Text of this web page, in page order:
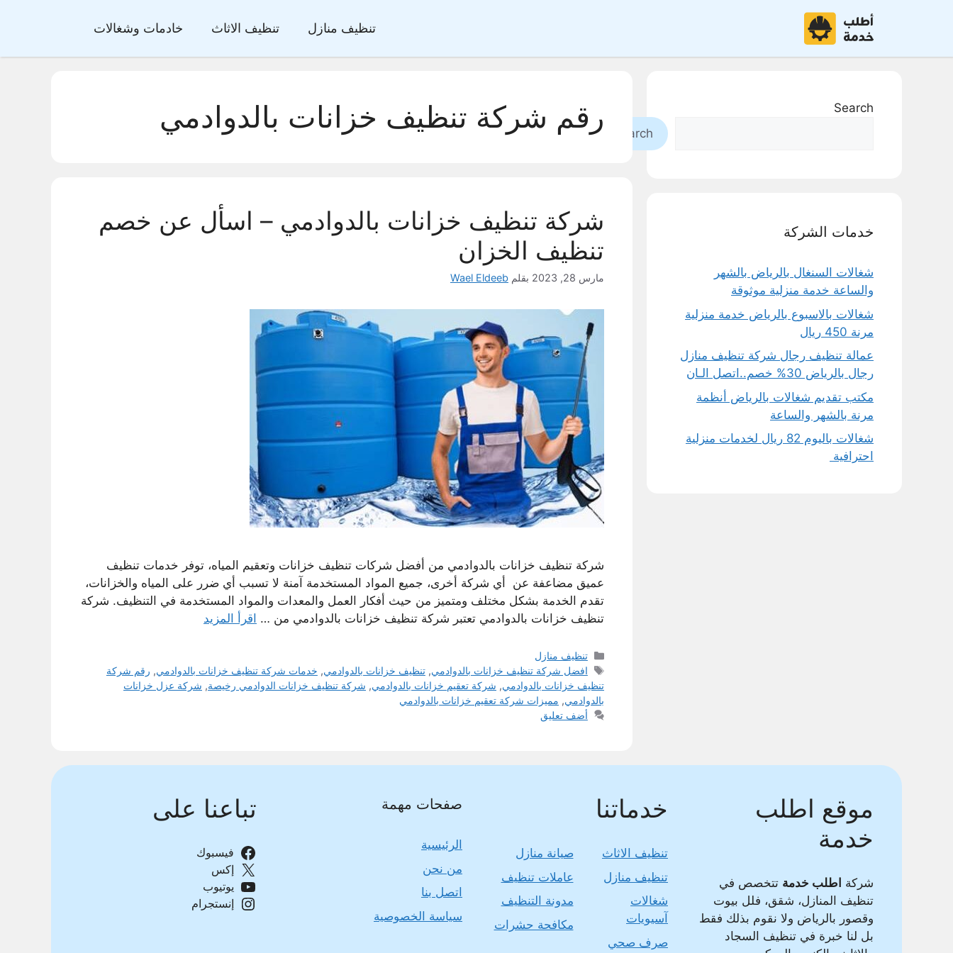
تنظيف منازل تنظيف الاثاث خادمات وشغالات
رقم شركة تنظيف خزانات بالدوادمي
شركة تنظيف خزانات بالدوادمي – اسأل عن خصم
تنظيف الخزان
مارس 28, 2023 بقلم Wael Eldeeb
شركة تنظيف خزانات بالدوادمي من أفضل شركات تنظيف خزانات وتعقيم المياه، توفر خدمات تنظيف
عميق مضاعفة عن أي شركة أخرى، جميع المواد المستخدمة آمنة لا تسبب أي ضرر على المياه والخزانات،
تقدم الخدمة بشكل مختلف ومتميز من حيث أفكار العمل والمعدات والمواد المستخدمة في التنظيف. شركة
تنظيف خزانات بالدوادمي تعتبر شركة تنظيف خزانات بالدوادمي من … اقرأ المزيد
التصنيفات
تنظيف منازل
الوسوم
افضل شركة تنظيف خزانات بالدوادمي,تنظيف خزانات بالدوادمي, خدمات شركة تنظيف خزانات بالدوادمي, رقم شركة
تنظيف خزانات بالدوادمي, شركة تعقيم خزانات بالدوادمي, شركة تنظيف خزانات الدوادمي رخيصة, شركة عزل خزانات
بالدوادمي, مميزات شركة تعقيم خزانات بالدوادمي
أضف تعليق
Search
Search
خدمات الشركة
شغالات السنغال بالرياض بالشهر
والساعة خدمة منزلية موثوقة
شغالات بالاسبوع بالرياض خدمة منزلية
مرنة 450 ريال
عمالة تنظيف رجال شركة تنظيف منازل
رجال بالرياض 30% خصم..اتصل الـان
مكتب تقديم شغالات بالرياض أنظمة
مرنة بالشهر والساعة
شغالات باليوم 82 ريال لخدمات منزلية
احترافية
موقع اطلب
خدمة
شركة اطلب خدمة تتخصص في
تنظيف المنازل، شقق، فلل بيوت
وقصور بالرياض ولا نقوم بذلك فقط
بل لنا خبرة في تنظيف السجاد
خدماتنا
تنظيف الاثاث
تنظيف منازل
شغالات
آسيويات
صرف صحي
صيانة منازل
عاملات تنظيف
مدونة التنظيف
مكافحة حشرات
صفحات مهمة
الرئيسية
من نحن
اتصل بنا
سياسة الخصوصية
تباعنا على
فيسبوك
إكس
يوتيوب
إنستجرام